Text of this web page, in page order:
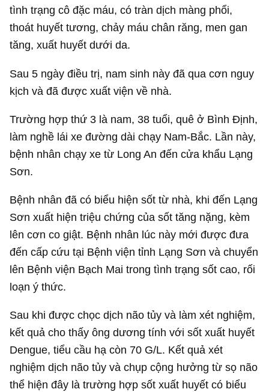
tình trạng cô đặc máu, có tràn dịch màng phổi,
thoát huyết tương, chảy máu chân răng, men gan
tăng, xuất huyết dưới da.
Sau 5 ngày điều trị, nam sinh này đã qua cơn nguy
kịch và đã được xuất viện về nhà.
Trường hợp thứ 3 là nam, 38 tuổi, quê ở Bình Định,
làm nghề lái xe đường dài chạy Nam-Bắc. Lần này,
bệnh nhân chạy xe từ Long An đến cửa khẩu Lạng
Sơn.
Bệnh nhân đã có biểu hiện sốt từ nhà, khi đến Lạng
Sơn xuất hiện triệu chứng của sốt tăng nặng, kèm
lên cơn co giật. Bệnh nhân lúc này mới được đưa
đến cấp cứu tại Bệnh viện tỉnh Lạng Sơn và chuyển
lên Bệnh viện Bạch Mai trong tình trạng sốt cao, rối
loạn ý thức.
Sau khi được chọc dịch não tủy và làm xét nghiệm,
kết quả cho thấy ông dương tính với sốt xuất huyết
Dengue, tiểu cầu hạ còn 70 G/L. Kết quả xét
nghiệm dịch não tủy và chụp cộng hưởng từ sọ não
thể hiện đây là trường hợp sốt xuất huyết có biểu